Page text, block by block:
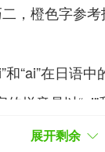
，橙色字参考
和“ai”在日语中
拼音是以“ui”
应的日语会是
展开剩余